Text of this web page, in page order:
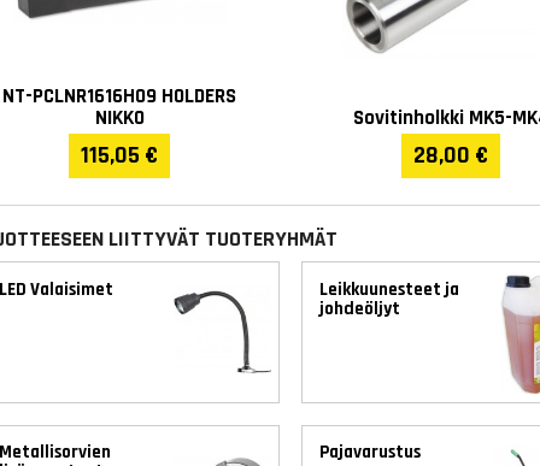
NT-PCLNR1616H09 HOLDERS
NIKKO
115,05 €
Sovitinholkki MK5-
28,00 €
LIITTYVÄT TUOTERYHMÄT
LED Valaisimet
Leikkuunesteet ja
johdeöljyt
Metallisorvien
Pajavarustus